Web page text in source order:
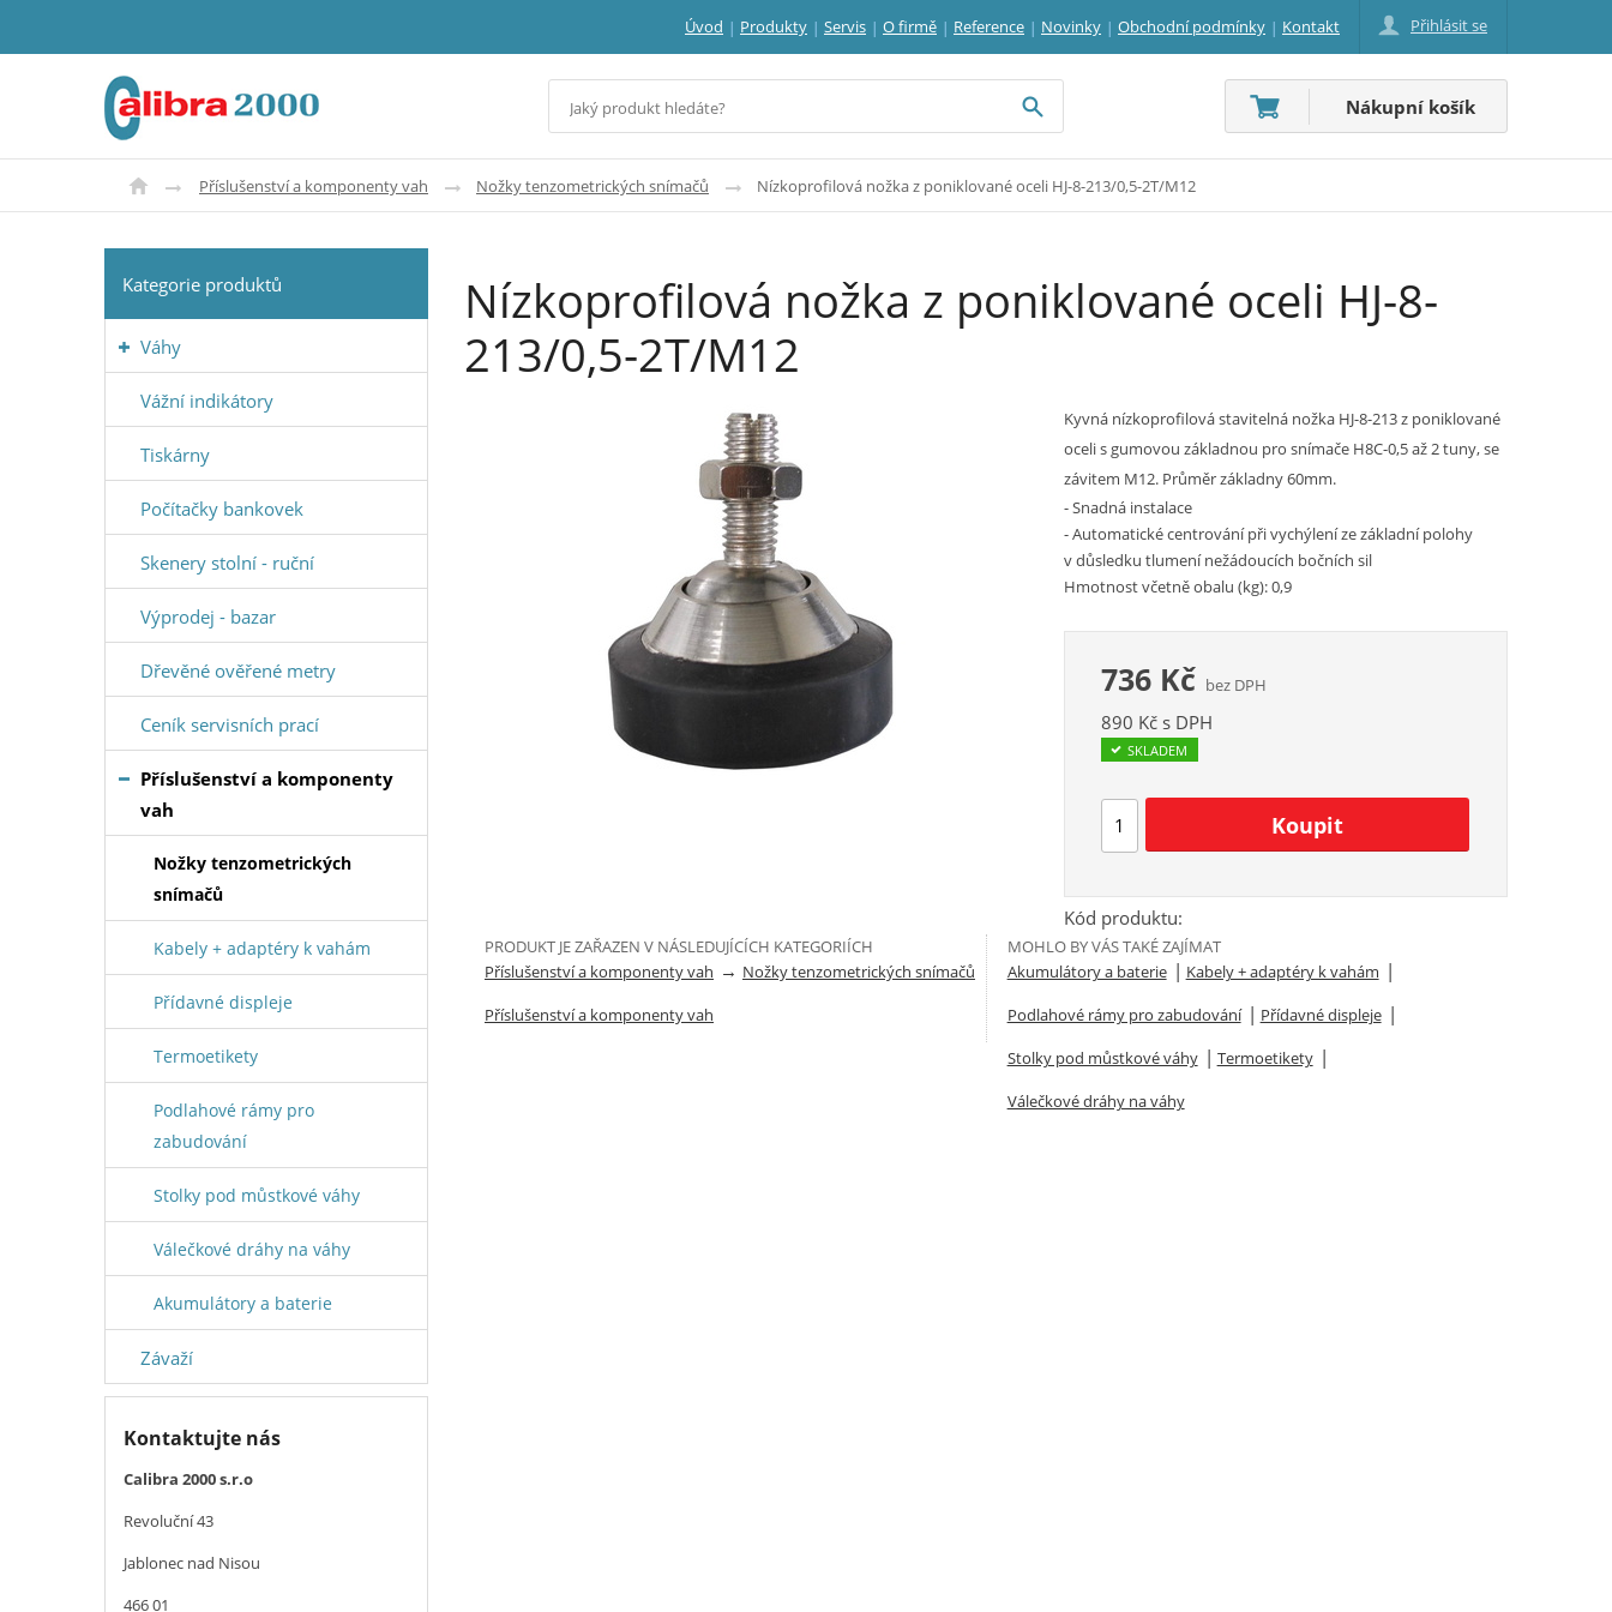
Úvod Produkty Servis O firmě Reference Novinky Obchodní podmínky Kontakt Přihlásit se
Nákupní košík
Příslušenství a komponenty vah Nožky tenzometrických snímačů Nízkoprofilová nožka z poniklované oceli HJ-8-213/0,5-2T/M12
Nízkoprofilová nožka z poniklované oceli HJ-8-
213/0,5-2T/M12
Kyvná nízkoprofilová stavitelná nožka HJ-8-213 z poniklované
oceli s gumovou základnou pro snímače H8C-0,5 až 2 tuny, se
závitem M12. Průměr základny 60mm.
- Snadná instalace
- Automatické centrování při vychýlení ze základní polohy
v důsledku tlumení nežádoucích bočních sil
Hmotnost včetně obalu (kg): 0,9
736 Kč bez DPH
890 Kč s DPH
SKLADEM
Kód produktu:
PRODUKT JE ZAŘAZEN V NÁSLEDUJÍCÍCH KATEGORIÍCH
Příslušenství a komponenty vah → Nožky tenzometrických snímačů
Příslušenství a komponenty vah
MOHLO BY VÁS TAKÉ ZAJÍMAT
Akumulátory a baterie | Kabely + adaptéry k vahám |
Podlahové rámy pro zabudování| Přídavné displeje |
Stolky pod můstkové váhy | Termoetikety |
Válečkové dráhy na váhy
Kategorie produktů
Váhy
Vážní indikátory
Tiskárny
Počítačky bankovek
Skenery stolní - ruční
Výprodej - bazar
Dřevěné ověřené metry
Ceník servisních prací
Příslušenství a komponenty
vah
Nožky tenzometrických
snímačů
Kabely + adaptéry k vahám
Přídavné displeje
Termoetikety
Podlahové rámy pro
zabudování
Stolky pod můstkové váhy
Válečkové dráhy na váhy
Akumulátory a baterie
Závaží
Kontaktujte nás
Calibra 2000 s.r.o
Revoluční 43
Jablonec nad Nisou
466 01